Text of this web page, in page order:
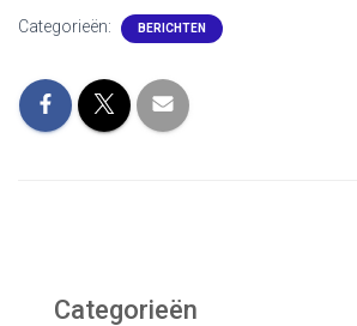
Categorieën: BERICHTEN
Categorieën